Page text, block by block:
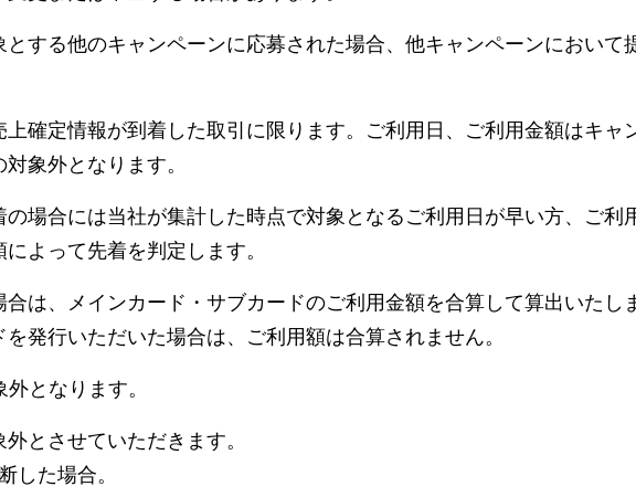
する他のキャンペーンに応募された場合、他キャンペーンにおいて
確定情報が到着した取引に限ります。ご利用日、ご利用金額はキ
象外となります。
場合には当社が集計した時点で対象となるご利用日が早い方、ご利
よって先着を判定します。
は、メインカード・サブカードのご利用金額を合算して算出いた
発行いただいた場合は、ご利用額は合算されません。
となります。
とさせていただきます。
した場合。